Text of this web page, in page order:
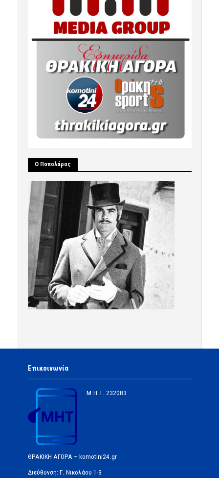
Ο Ποπολάρος
Επικοινωνία
Μ.Η.Τ. 232083
ΘΡΑΚΙΚΗ ΑΓΟΡΑ – komotini24.gr
Διεύθυνση: Γ. Νικολάου 1-3